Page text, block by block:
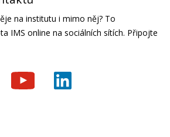
na institutu i mimo něj? To
IMS online na sociálních sítích. Připojte